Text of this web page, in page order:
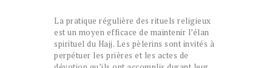
La pratique régulière des rituels religieux
est un moyen efficace de maintenir l’élan
spirituel du Hajj. Les pèlerins sont invités à
perpétuer les prières et les actes de